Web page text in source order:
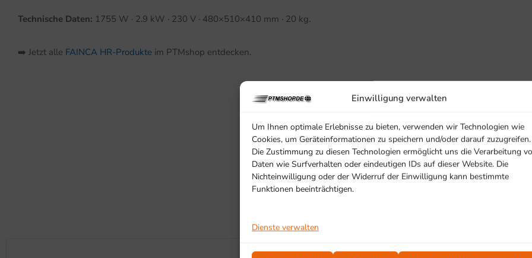
Einwilligung verwalten
Um Ihnen optimale Erlebnisse zu bieten, verwenden wir Technologien wie
Cookies, um Geräteinformationen zu speichern und/oder darauf zuzugreifen.
Die Zustimmung zu diesen Technologien ermöglicht uns die Verarbeitung
Daten wie Surfverhalten oder eindeutigen IDs auf dieser Website. Die
Nichteinwilligung oder der Widerruf der Einwilligung kann bestimmte
Funktionen beeinträchtigen.
Dienste verwalten
Technische Daten: 1755 W · 2.9 kW · 230 V · 480×510×410 mm · 20 kg.
➡️ Jetzt alle FAINCA HR-Produkte im PTMshop entdecken.
SCHON GESEHEN?
Ähnliche Produkte